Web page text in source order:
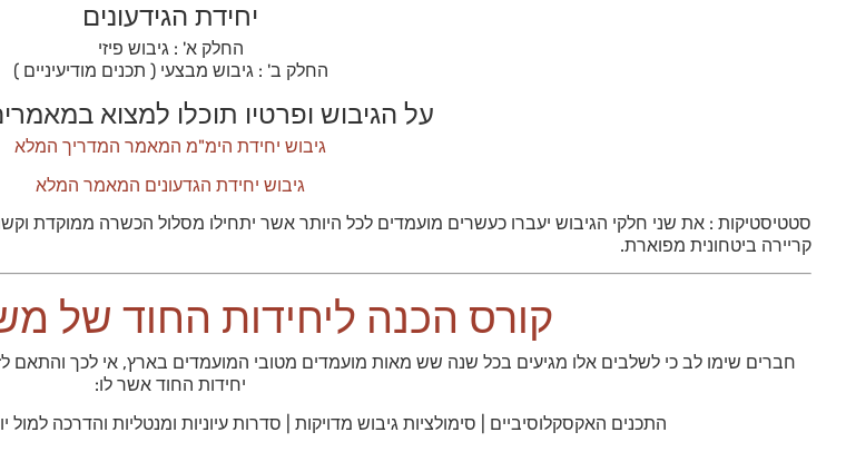
יחידת הגידעונים
החלק א' : גיבוש פיזי
החלק ב' : גיבוש מבצעי ( תכנים מודיעיניים )
על הגיבוש ופרטיו תוכלו למצוא
גיבוש יחידת הימ"מ המאמר המדריך המלא
גיבוש יחידת הגדעונים המאמר המלא
סטטיסטיקות : את שני חלקי הגיבוש יעברו כעשרים מועמדים לכל היותר אשר יתחילו מסלול הכשרה ממוקדת
קריירה ביטחונית מפוארת.
קורס הכנה ליחידות החוד של
חברים שימו לב כי לשלבים אלו מגיעים בכל שנה שש מאות מועמדים מטובי המועמדים בארץ, אי לכך והתאם
יחידות החוד אשר לו:
התכנים האקסקלוסיביים | סימולציות גיבוש מדויקות | סדרות עיוניות ומנטליות והדרכה